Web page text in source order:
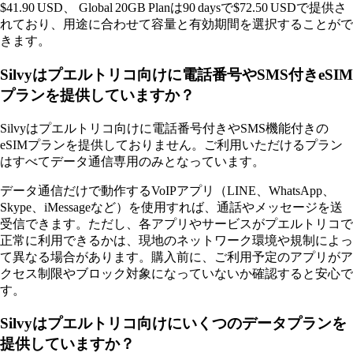
$41.90 USD、 Global 20GB Planは90 daysで$72.50 USDで提供さ
れており、用途に合わせて容量と有効期間を選択することがで
きます。
Silvyはプエルトリコ向けに電話番号やSMS付きeSIM
プランを提供していますか？
Silvyはプエルトリコ向けに電話番号付きやSMS機能付きの
eSIMプランを提供しておりません。ご利用いただけるプラン
はすべてデータ通信専用のみとなっています。
データ通信だけで動作するVoIPアプリ（LINE、WhatsApp、
Skype、iMessageなど）を使用すれば、通話やメッセージを送
受信できます。ただし、各アプリやサービスがプエルトリコで
正常に利用できるかは、現地のネットワーク環境や規制によっ
て異なる場合があります。購入前に、ご利用予定のアプリがア
クセス制限やブロック対象になっていないか確認すると安心で
す。
Silvyはプエルトリコ向けにいくつのデータプランを
提供していますか？